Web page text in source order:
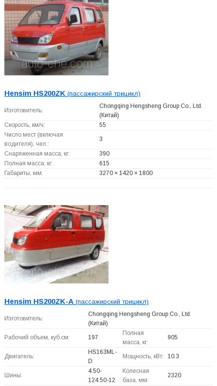
Hensim HS200ZK(пассажирский трицикл)
Изготовитель:
Chongqing Hengsheng Group Co., Ltd.
(Китай)
Скорость, км/ч:
55
Число мест (включая
водителя), чел.:
3
Снаряженная масса, кг:
390
Полная масса, кг:
615
Габариты, мм:
3270 × 1420 × 1800
Hensim HS200ZK-A(пассажирский трицикл)
Изготовитель:
Chongqing Hengsheng Group Co., Ltd.
(Китай)
Рабочий объем, куб.см: 197
Полная
масса, кг:
905
Двигатель:
HS163ML-
D
Мощность, кВт: 10.3
Шины:
4.50-
124.50-12
Колесная
база, мм:
2320